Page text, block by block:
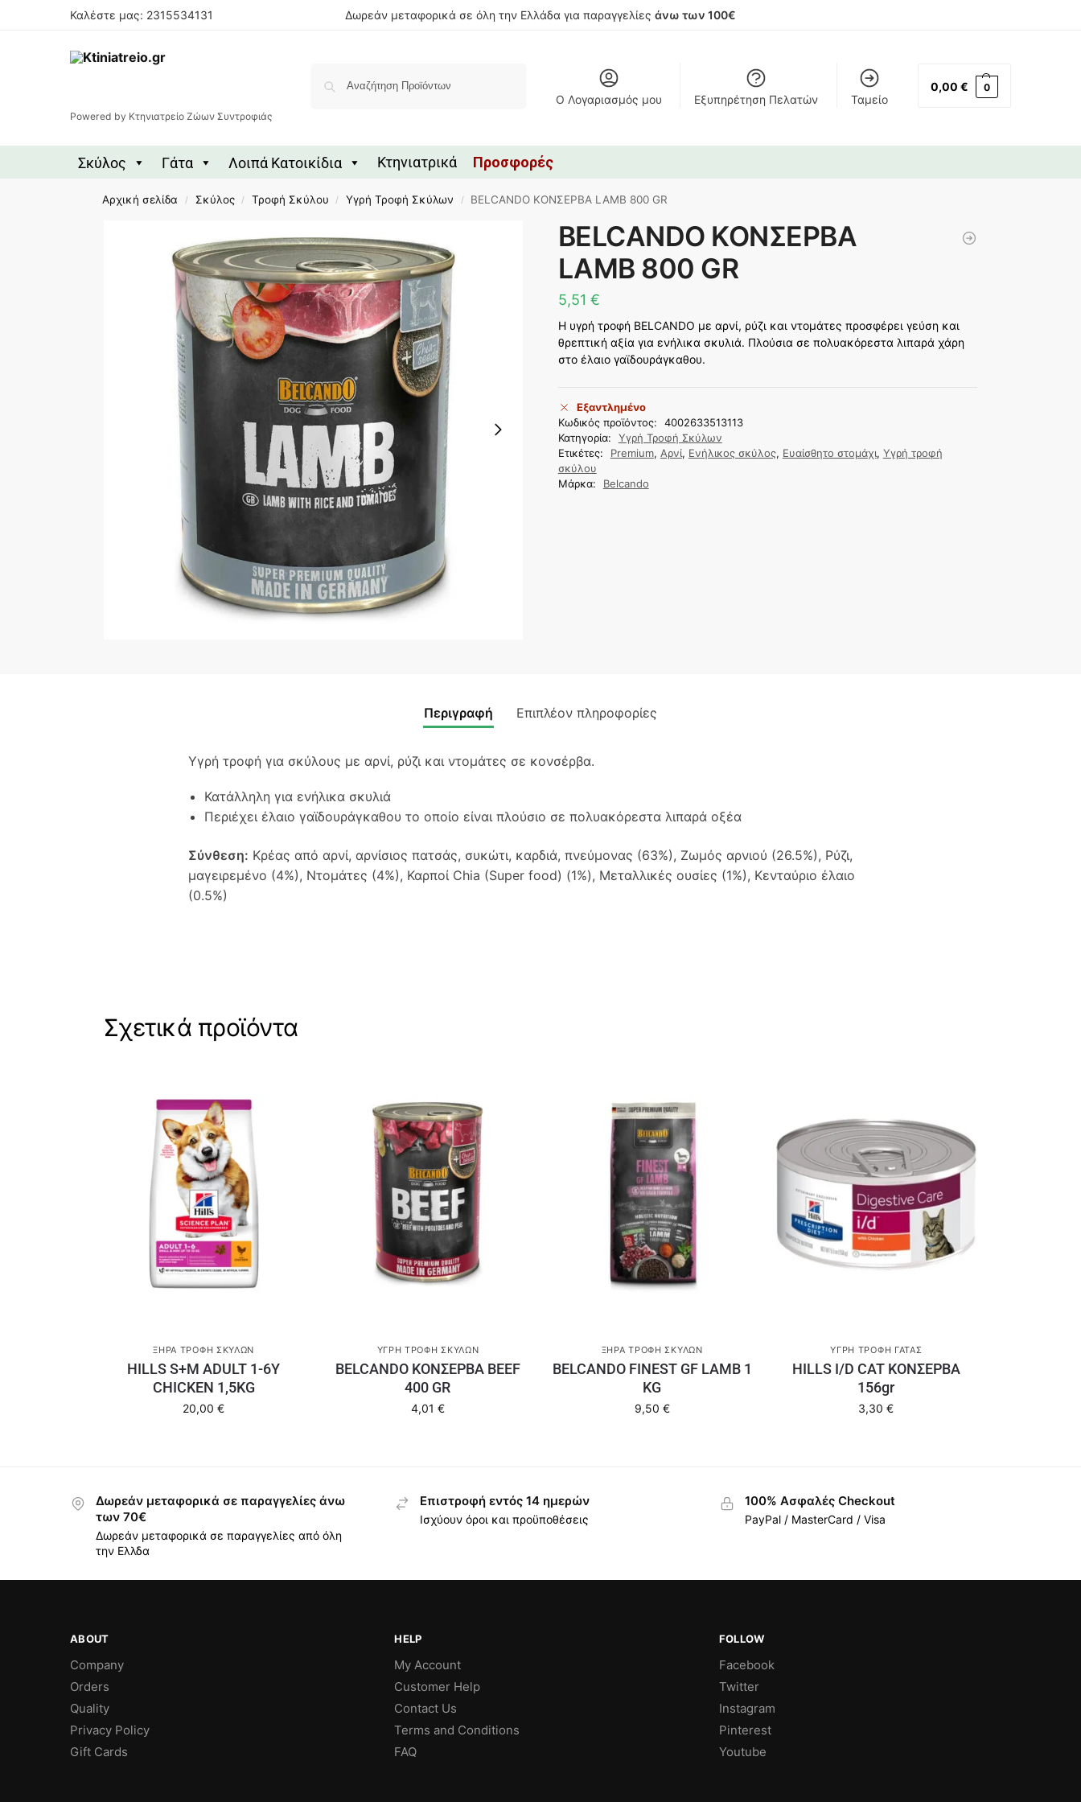
Καλέστε μας: 2315534131 Δωρεάν μεταφορικά σε όλη την Ελλάδα για παραγγελίες άνω των 100€
Powered by Κτηνιατρείο Ζώων Συντροφιάς
Ο Λογαριασμός μου Εξυπηρέτηση Πελατών Ταμείο
0,00 € 0
Σκύλος Γάτα Λοιπά Κατοικίδια Κτηνιατρικά Προσφορές
Αρχική σελίδα / Σκύλος / Τροφή Σκύλου / Υγρή Τροφή Σκύλων / BELCANDO ΚΟΝΣΕΡΒΑ LAMB 800 GR
BELCANDO ΚΟΝΣΕΡΒΑ
LAMB 800 GR
5,51 €
Η υγρή τροφή BELCANDO με αρνί, ρύζι και ντομάτες προσφέρει γεύση και
θρεπτική αξία για ενήλικα σκυλιά. Πλούσια σε πολυακόρεστα λιπαρά χάρη
στο έλαιο γαϊδουράγκαθου.
Εξαντλημένο
Κωδικός προϊόντος:
4002633513113
Κατηγορία:
Υγρή Τροφή Σκύλων
Ετικέτες:
Premium, Αρνί, Ενήλικος σκύλος, Ευαίσθητο στομάχι, Υγρή τροφή
σκύλου
Μάρκα:
Belcando
Περιγραφή Επιπλέον πληροφορίες
Υγρή τροφή για σκύλους με αρνί, ρύζι και ντομάτες σε κονσέρβα.
Κατάλληλη για ενήλικα σκυλιά
Περιέχει έλαιο γαϊδουράγκαθου το οποίο είναι πλούσιο σε πολυακόρεστα λιπαρά οξέα
Σύνθεση: Κρέας από αρνί, αρνίσιος πατσάς, συκώτι, καρδιά, πνεύμονας (63%), Ζωμός αρνιού (26.5%), Ρύζι,
μαγειρεμένο (4%), Ντομάτες (4%), Καρποί Chia (Super food) (1%), Μεταλλικές ουσίες (1%), Κενταύριο έλαιο
(0.5%)
Σχετικά προϊόντα
ΞΗΡΆ ΤΡΟΦΉ ΣΚΎΛΩΝ
HILLS S+M ADULT 1-6Y
CHICKEN 1,5KG
20,00€
ΥΓΡΉ ΤΡΟΦΉ ΣΚΎΛΩΝ
BELCANDO KΟΝΣΕΡΒΑ BEEF
400 GR
4,01 €
ΞΗΡΆ ΤΡΟΦΉ ΣΚΎΛΩΝ
BELCANDO FINEST GF LAMB 1
KG
9,50 €
ΥΓΡΉ ΤΡΟΦΉ ΓΆΤΑΣ
HILLS I/D CAT ΚΟΝΣΕΡΒΑ
156gr
3,30€
Δωρεάν μεταφορικά σε παραγγελίες άνω
των 70€
Δωρεάν μεταφορικά σε παραγγελίες από όλη
την Ελλδα
Επιστροφή εντός 14 ημερών
Ισχύουν όροι και προϋποθέσεις
100% Ασφαλές Checkout
PayPal / MasterCard / Visa
ABOUT
Company
Orders
Quality
Privacy Policy
Gift Cards
HELP
My Account
Customer Help
Contact Us
Terms and Conditions
FAQ
FOLLOW
Facebook
Twitter
Instagram
Pinterest
Youtube